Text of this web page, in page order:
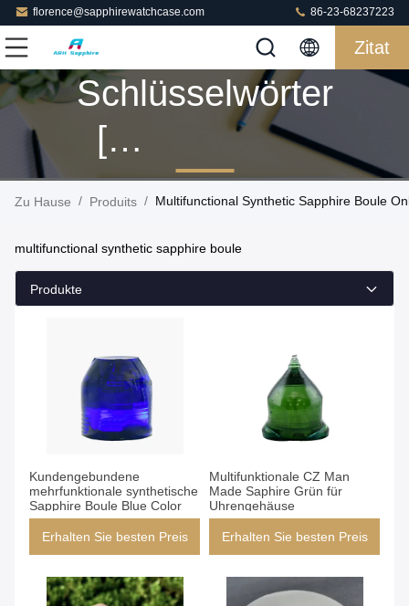
florence@sapphirewatchcase.com 86-23-68237223
Zitat
Schlüsselwörter
[
Multifunctional
Sapphire Boule
Produits
Zu Hause / Produits / Multifunctional Synthetic Sapphire Boule
multifunctional synthetic sapphire boule
Produkte
Kundengebundene
mehrfunktionale synthetische
Sapphire Boule Blue Color
Erhalten Sie besten Preis
Multifunktionale CZ Man
Made Saphire Grün für
Uhrengehäuse
Erhalten Sie besten Preis